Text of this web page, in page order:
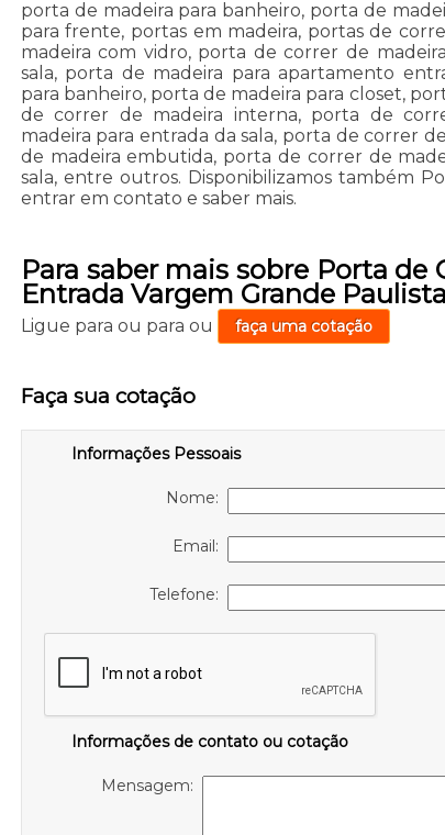
porta de madeira para banheiro, porta de
para frente, portas em madeira, portas de
madeira com vidro, porta de correr de
sala, porta de madeira para apartamento
para banheiro, porta de madeira para closet,
de correr de madeira interna, porta de
madeira para entrada da sala, porta de correr
de madeira embutida, porta de correr de
sala, entre outros. Disponibilizamos também
entrar em contato e saber mais.
Para saber mais sobre Porta de
Entrada Vargem Grande Paulista
Ligue para ou para ou faça uma cotação
Faça sua cotação
Informações Pessoais
Nome:
Email:
Telefone:
Informações de contato ou cotação
Mensagem: